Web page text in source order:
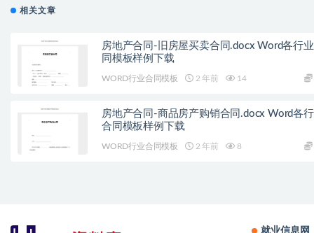
相关文章
房地产合同-旧房屋买卖合同.docx Word各行
同模板样例下载
WORD行业合同模板 2 年前 14
房地产合同-商品房产购销合同.docx Word各
合同模板样例下载
WORD行业合同模板 2 年前 8
就业信息网